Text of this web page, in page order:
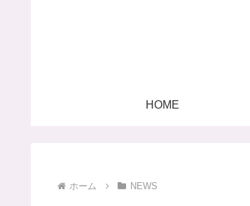
HOME
ホーム NEWS